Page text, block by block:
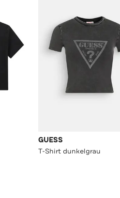
GUESS
T-Shirt dunkelgrau